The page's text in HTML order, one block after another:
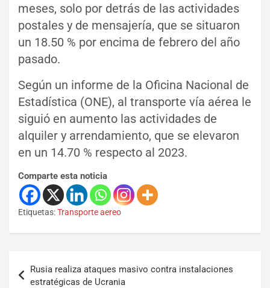
meses, solo por detrás de las actividades
postales y de mensajería, que se situaron
un 18.50 % por encima de febrero del año
pasado.
Según un informe de la Oficina Nacional de
Estadística (ONE), al transporte vía aérea le
siguió en aumento las actividades de
alquiler y arrendamiento, que se elevaron
en un 14.70 % respecto al 2023.
Comparte esta noticia
Etiquetas:Transporte aereo
Rusia realiza ataques masivo contra instalaciones
estratégicas de Ucrania